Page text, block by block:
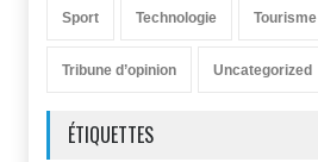
Sport Technologie Tourisme
Tribune d’opinion Uncategorized
ÉTIQUETTES